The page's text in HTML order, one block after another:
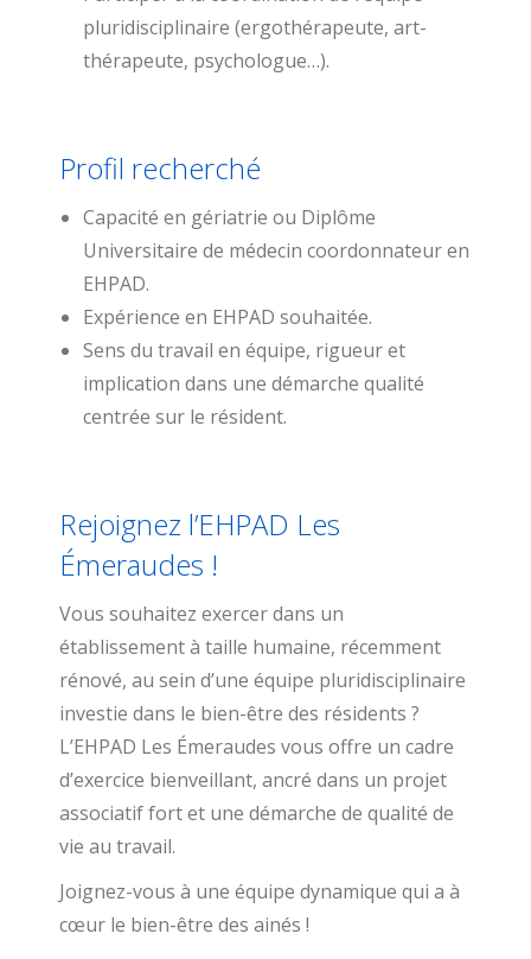
pluridisciplinaire (ergothérapeute, art-
thérapeute, psychologue…).
Profil recherché
Capacité en gériatrie ou Diplôme
Universitaire de médecin coordonnateur en
EHPAD.
Expérience en EHPAD souhaitée.
Sens du travail en équipe, rigueur et
implication dans une démarche qualité
centrée sur le résident.
Rejoignez l’EHPAD Les
Émeraudes !
Vous souhaitez exercer dans un
établissement à taille humaine, récemment
rénové, au sein d’une équipe pluridisciplinaire
investie dans le bien-être des résidents ?
L’EHPAD Les Émeraudes vous offre un cadre
d’exercice bienveillant, ancré dans un projet
associatif fort et une démarche de qualité de
vie au travail.
Joignez-vous à une équipe dynamique qui a à
cœur le bien-être des ainés !